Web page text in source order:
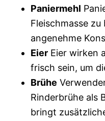
Paniermehl
Fleischmasse
angenehme
Eier Eier wirken
frisch sein, um
Brühe
Rinderbrühe als
bringt